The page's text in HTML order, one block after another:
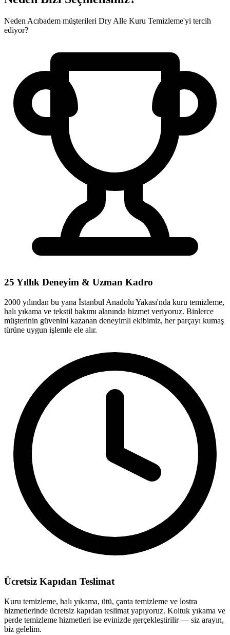
Neden Acıbadem müşterileri Dry Alle Kuru Temizleme'yi tercih
ediyor?
25 Yıllık Deneyim & Uzman Kadro
2000 yılından bu yana İstanbul Anadolu Yakası'nda kuru temizleme,
halı yıkama ve tekstil bakımı alanında hizmet veriyoruz. Binlerce
müşterinin güvenini kazanan deneyimli ekibimiz, her parçayı kumaş
türüne uygun işlemle ele alır.
Ücretsiz Kapıdan Teslimat
Kuru temizleme, halı yıkama, ütü, çanta temizleme ve lostra
hizmetlerinde ücretsiz kapıdan teslimat yapıyoruz. Koltuk yıkama ve
perde temizleme hizmetleri ise evinizde gerçekleştirilir — siz arayın,
biz gelelim.